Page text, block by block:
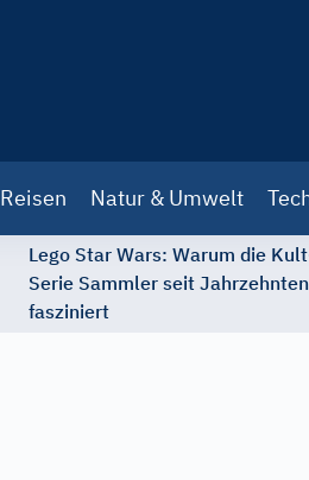
Reisen Natur & Umwelt
Lego Star Wars: Warum die
Serie Sammler seit Jahrzehnten
fasziniert